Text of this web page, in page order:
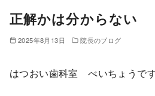
正解かは分からない
2025年8月13日 院長のブログ
はつおい歯科室 べいちょうです